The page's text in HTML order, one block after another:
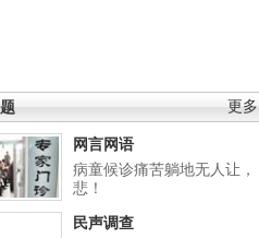
更多
网言网语
病童候诊痛苦躺地无人让，
悲！
民声调查